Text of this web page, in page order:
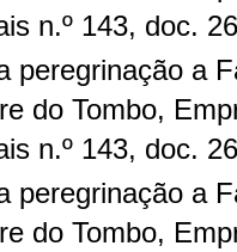
n.º 143, doc.
peregrinação a
do Tombo,
n.º 143, doc.
peregrinação a
do Tombo,